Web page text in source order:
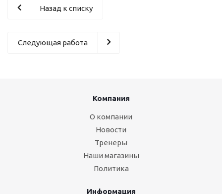
Назад к списку
Следующая работа
Компания
О компании
Новости
Тренеры
Наши магазины
Политика
Информация